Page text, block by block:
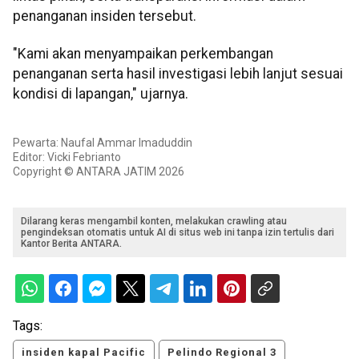
penanganan insiden tersebut.
"Kami akan menyampaikan perkembangan
penanganan serta hasil investigasi lebih lanjut sesuai
kondisi di lapangan," ujarnya.
Pewarta: Naufal Ammar Imaduddin
Editor: Vicki Febrianto
Copyright © ANTARA JATIM 2026
Dilarang keras mengambil konten, melakukan crawling atau
pengindeksan otomatis untuk AI di situs web ini tanpa izin tertulis dari
Kantor Berita ANTARA.
Tags:
insiden kapal Pacific Pelindo Regional 3